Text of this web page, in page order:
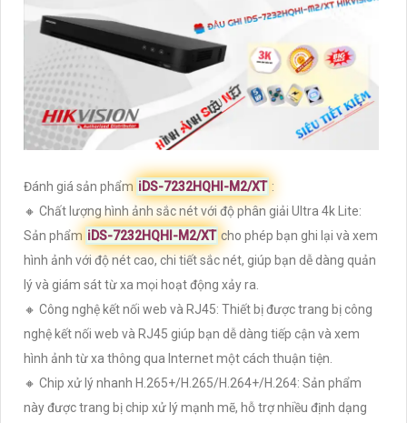
Đánh giá sản phẩm iDS-7232HQHI-M2/XT :
🔸 Chất lượng hình ảnh sắc nét với độ phân giải Ultra 4k Lite:
Sản phẩm iDS-7232HQHI-M2/XT cho phép bạn ghi lại và xem
hình ảnh với độ nét cao, chi tiết sắc nét, giúp bạn dễ dàng quản
lý và giám sát từ xa mọi hoạt động xảy ra.
🔸 Công nghệ kết nối web và RJ45: Thiết bị được trang bị công
nghệ kết nối web và RJ45 giúp bạn dễ dàng tiếp cận và xem
hình ảnh từ xa thông qua Internet một cách thuận tiện.
🔸 Chip xử lý nhanh H.265+/H.265/H.264+/H.264: Sản phẩm
này được trang bị chip xử lý mạnh mẽ, hỗ trợ nhiều định dạng